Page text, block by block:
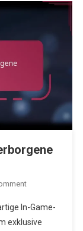
On
Arena
Event-
In-Game-
exklusive